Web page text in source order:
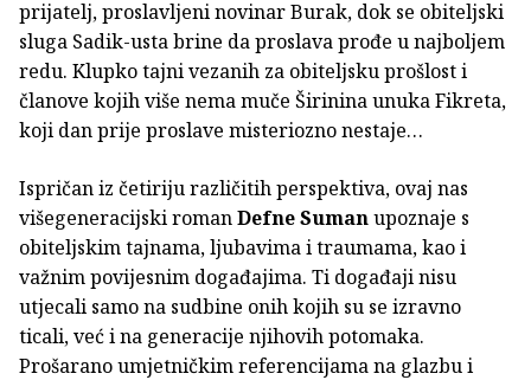
prijatelj, proslavljeni novinar Burak, dok se obiteljski
sluga Sadik-usta brine da proslava prođe u najboljem
redu. Klupko tajni vezanih za obiteljsku prošlost i
članove kojih više nema muče Širinina unuka Fikreta,
koji dan prije proslave misteriozno nestaje…
Ispričan iz četiriju različitih perspektiva, ovaj nas
višegeneracijski romanDefne Sumanupoznaje s
obiteljskim tajnama, ljubavima i traumama, kao i
važnim povijesnim događajima. Ti događaji nisu
utjecali samo na sudbine onih kojih su se izravno
ticali, već i na generacije njihovih potomaka.
Prošarano umjetničkim referencijama na glazbu i